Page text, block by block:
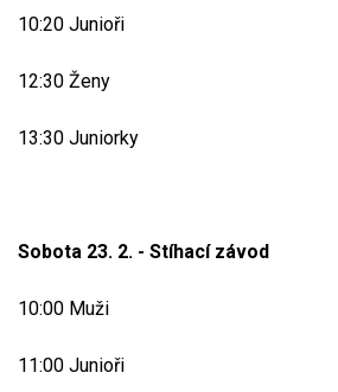
10:20 Junioři
12:30 Ženy
13:30 Juniorky
Sobota 23. 2. - Stíhací závod
10:00 Muži
11:00 Junioři